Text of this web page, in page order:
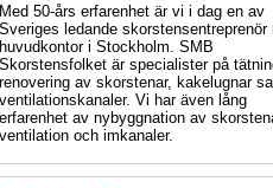
Med 50-års erfarenhet är vi i dag en av
Sveriges ledande skorstensentreprenör
huvudkontor i Stockholm. SMB
Skorstensfolket är specialister på
renovering av skorstenar, kakelugnar
ventilationskanaler. Vi har även lång
erfarenhet av nybyggnation av
ventilation och imkanaler.